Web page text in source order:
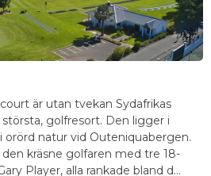
är utan tvekan Sydafrikas
golfresort. Den ligger i
orörd natur vid Outeniquabergen.
kräsne golfaren med tre 18-
Player, alla rankade bland d...